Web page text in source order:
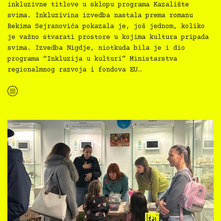
inkluzivne titlove u sklopu programa Kazalište
svima. Inkluzivina izvedba nastala prema romanu
Bekima Sejranovića pokazala je, još jednom, koliko
je važno stvarati prostore u kojima kultura pripada
svima. Izvedba Nigdje, niotkuda bila je i dio
programa “Inkluzija u kulturi” Ministarstva
regionalmnog razvoja i fondova EU…
“Kazalište svima: inkluzivna predstava Nigdje, niotkuda”